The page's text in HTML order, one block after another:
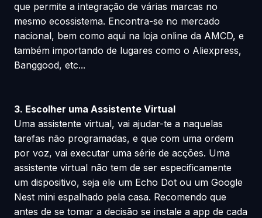
que permite a integração de várias marcas no
mesmo ecossistema. Encontra-se no mercado
nacional, bem como aqui na loja online da AMCD, e
também importando de lugares como o Aliexpress,
Banggood, etc...
3. Escolher uma Assistente Virtual
Uma assistente virtual, vai ajudar-te a naquelas
tarefas não programadas, e que com uma ordem
por voz, vai executar uma série de acções. Uma
assistente virtual não tem de ser especificamente
um dispositivo, seja ele um Echo Dot ou um Google
Nest mini espalhado pela casa. Recomendo que
antes de se tomar a decisão se instale a app de cada